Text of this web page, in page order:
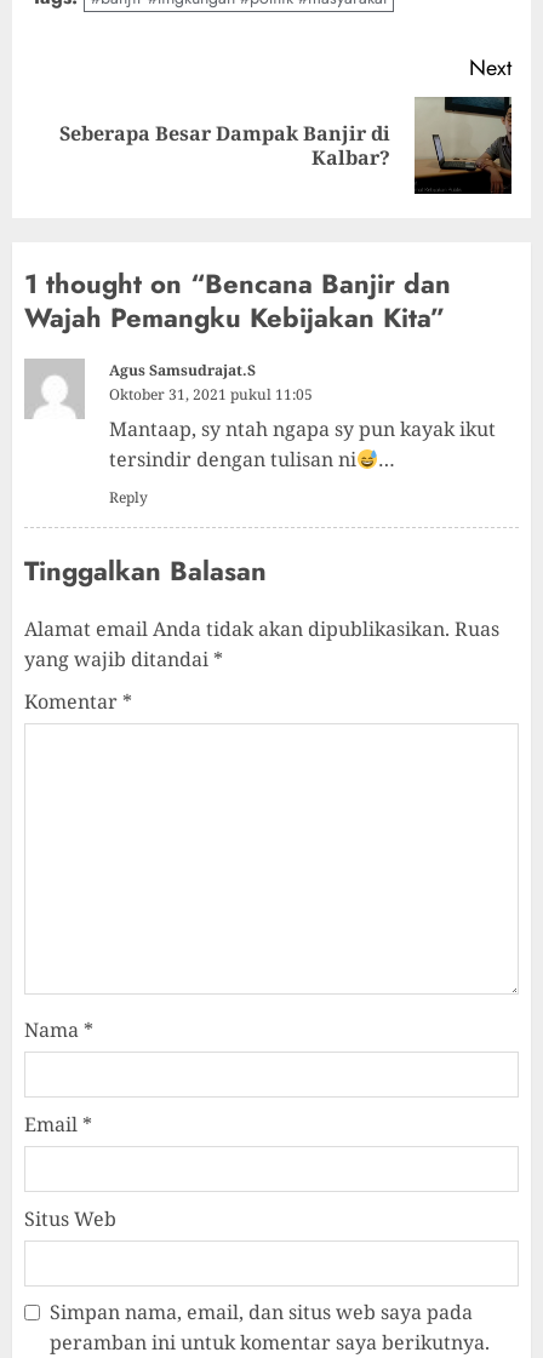
Next
Seberapa Besar Dampak Banjir di
Kalbar?
1 thought on “Bencana Banjir dan
Wajah Pemangku Kebijakan Kita”
Agus Samsudrajat.S
Oktober 31, 2021 pukul 11:05
Mantaap, sy ntah ngapa sy pun kayak ikut
tersindir dengan tulisan ni
…
Reply
Tinggalkan Balasan
Alamat email Anda tidak akan dipublikasikan. Ruas
yang wajib ditandai *
Komentar *
Nama *
Email *
Situs Web
Simpan nama, email, dan situs web saya pada
peramban ini untuk komentar saya berikutnya.